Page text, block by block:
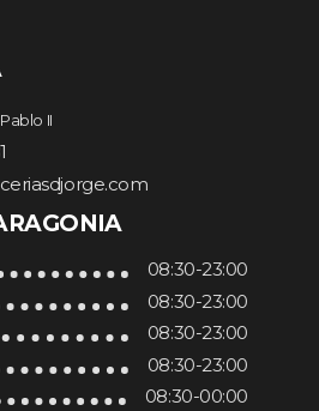
II
08:30-23:00
08:30-23:00
08:30-23:00
08:30-23:00
08:30-00:00